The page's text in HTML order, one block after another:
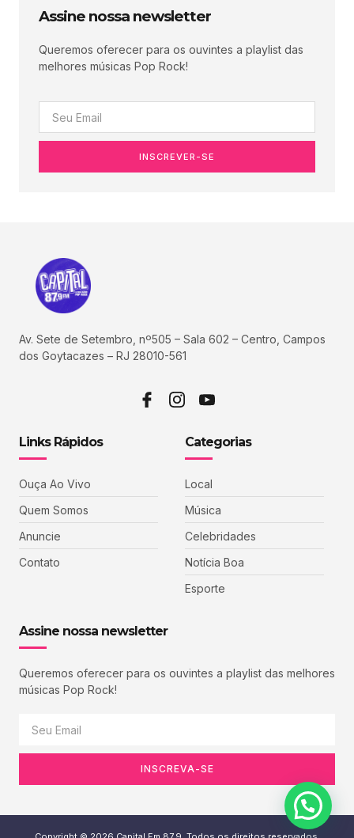
Assine nossa newsletter
Queremos oferecer para os ouvintes a playlist das
melhores músicas Pop Rock!
INSCREVER-SE
Av. Sete de Setembro, nº505 – Sala 602 – Centro, Campos
dos Goytacazes – RJ 28010-561
Links Rápidos
Ouça Ao Vivo
Quem Somos
Anuncie
Contato
Categorias
Local
Música
Celebridades
Notícia Boa
Esporte
Assine nossa newsletter
Queremos oferecer para os ouvintes a playlist das melhores
músicas Pop Rock!
INSCREVA-SE